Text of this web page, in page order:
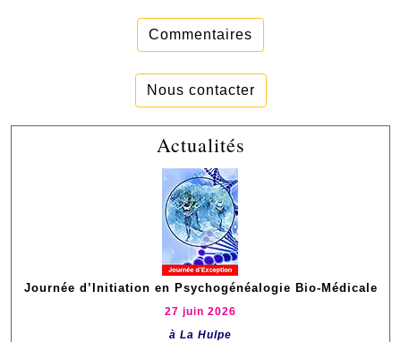
Commentaires
Nous contacter
Actualités
Journée d’Initiation en Psychogénéalogie Bio-Médicale
27 juin 2026
à La Hulpe